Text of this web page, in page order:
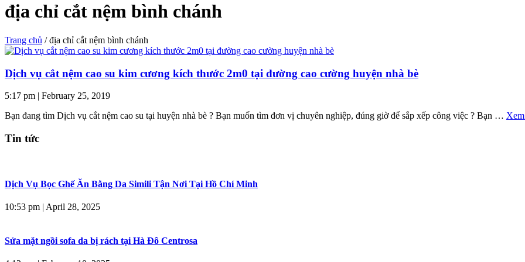
địa chỉ cắt nệm bình chánh
Trang chủ /địa chỉ cắt nệm bình chánh
Dịch vụ cắt nệm cao su kim cương kích thước 2m0 tại đường cao cường huyện nhà bè
5:17 pm | February 25, 2019
Bạn đang tìm Dịch vụ cắt nệm cao su tại huyện nhà bè ? Bạn muốn tìm đơn vị chuyên nghiệp, đúng giờ để sắp xếp công việc ? Bạn …
Tin tức
Dịch Vụ Bọc Ghế Ăn Bằng Da Simili Tận Nơi Tại Hồ Chí Minh
10:53 pm | April 28, 2025
Sửa mặt ngồi sofa da bị rách tại Hà Đô Centrosa